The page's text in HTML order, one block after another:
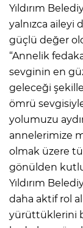
Yıldırım
yalnızca
güçlü değer
“Annelik
sevginin en
geleceği
ömrü
yolumuzu
annelerimize
olmak üzere
gönülden
Yıldırım
daha aktif rol
yürüttüklerini